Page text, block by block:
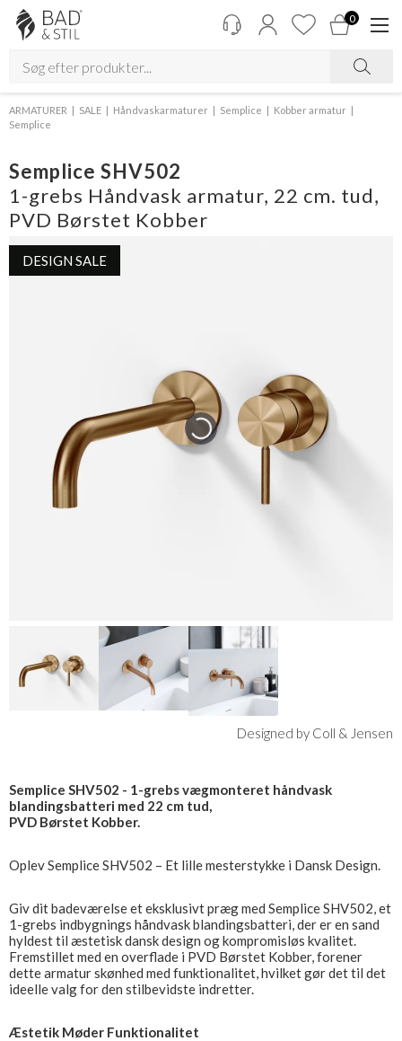
0
ARMATURER SALE Håndvaskarmaturer Semplice
Kobber armatur
Semplice
Semplice SHV502
1-grebs Håndvask armatur, 22 cm. tud,
PVD Børstet Kobber
DESIGN SALE
Designed by Coll & Jensen
Semplice SHV502 - 1-grebs vægmonteret håndvask
blandingsbatteri med 22 cm tud,
PVD Børstet Kobber.
Oplev Semplice SHV502 – Et lille mesterstykke i Dansk Design.
Giv dit badeværelse et eksklusivt præg med Semplice SHV502, et
1-grebs indbygnings håndvask blandingsbatteri, der er en sand
hyldest til æstetisk dansk design og kompromisløs kvalitet.
Fremstillet med en overflade i PVD Børstet Kobber, forener
dette armatur skønhed med funktionalitet, hvilket gør det til det
ideelle valg for den stilbevidste indretter.
Æstetik Møder Funktionalitet